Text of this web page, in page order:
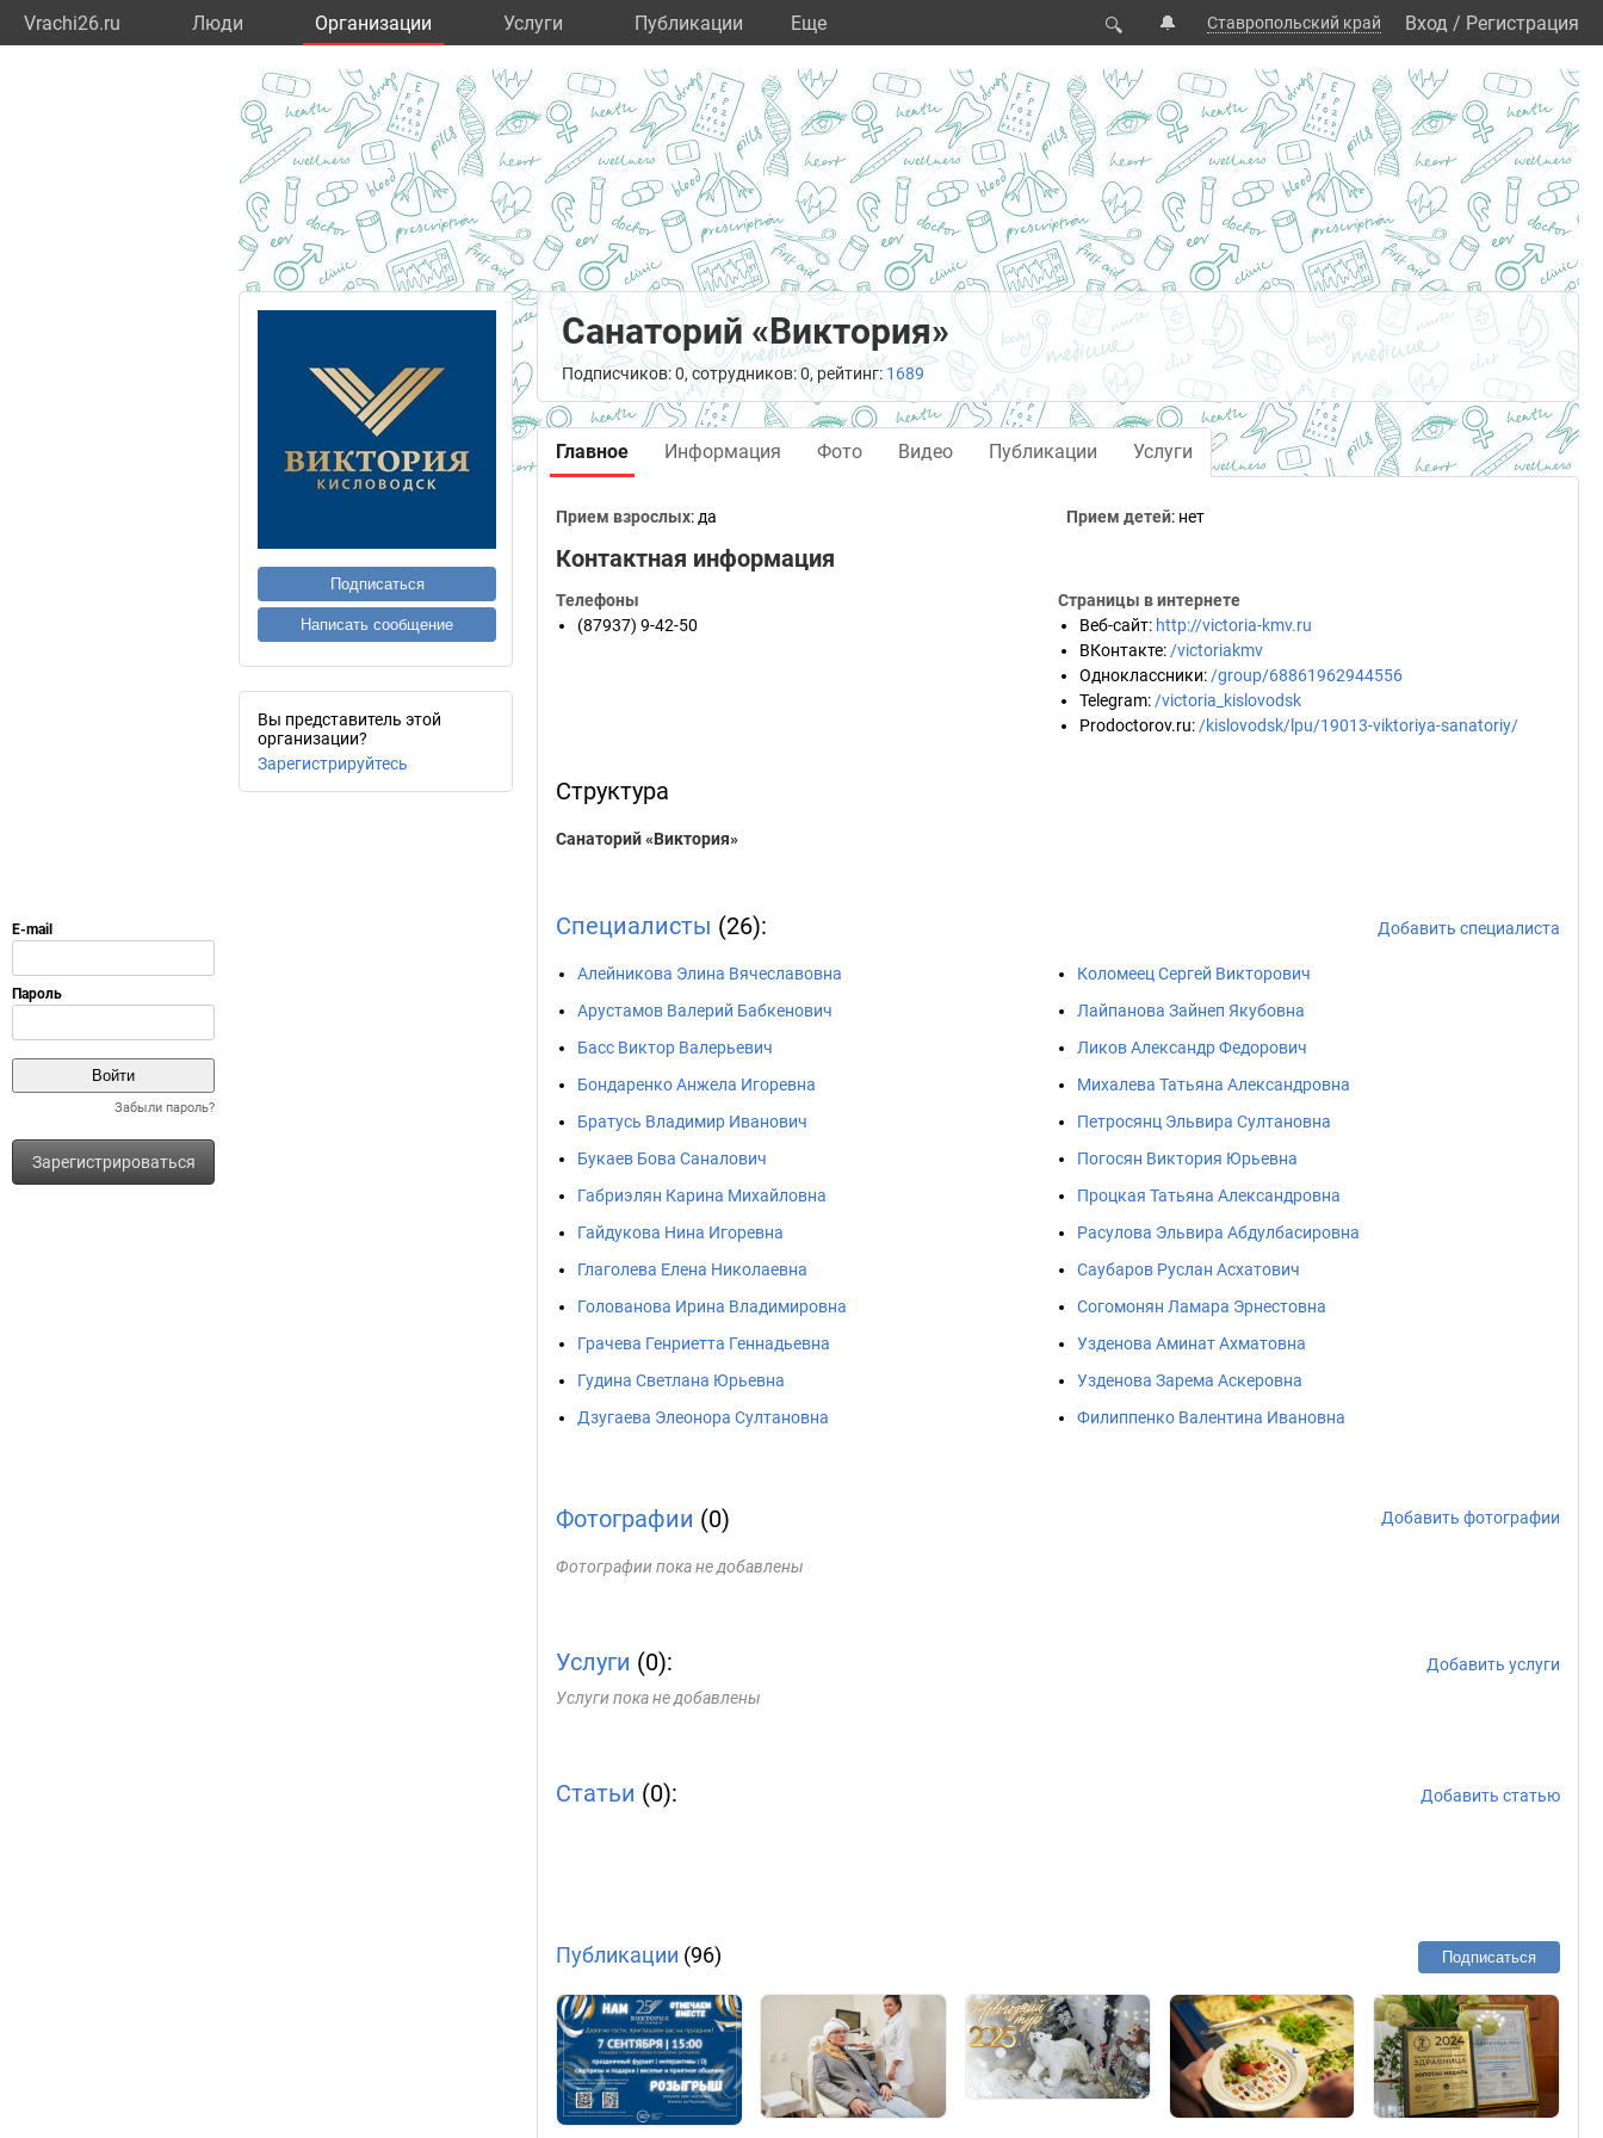
Vrachi26.ru Люди Организации Услуги Публикации Eще 🔍 🔔 Ставропольский край Вход / Регистрация
Забыли пароль?
Зарегистрироваться
Подписаться
Написать сообщение
Вы представитель этой
организации?
Зарегистрируйтесь
Санаторий «Виктория»
Подписчиков: 0, сотрудников: 0, рейтинг: 1689
Главное Информация Фото Видео Публикации Услуги
Прием взрослых: да Прием детей: нет
Контактная информация
Телефоны
(87937) 9-42-50
Страницы в интернете
Веб-сайт: http://victoria-kmv.ru
ВКонтакте: /victoriakmv
Одноклассники: /group/68861962944556
Telegram: /victoria_kislovodsk
Prodoctorov.ru: /kislovodsk/lpu/19013-viktoriya-sanatoriy/
Структура
Санаторий «Виктория»
Специалисты (26): Добавить специалиста
Алейникова Элина Вячеславовна
Арустамов Валерий Бабкенович
Басс Виктор Валерьевич
Бондаренко Анжела Игоревна
Братусь Владимир Иванович
Букаев Бова Саналович
Габриэлян Карина Михайловна
Гайдукова Нина Игоревна
Глаголева Елена Николаевна
Голованова Ирина Владимировна
Грачева Генриетта Геннадьевна
Гудина Светлана Юрьевна
Дзугаева Элеонора Султановна
Коломеец Сергей Викторович
Лайпанова Зайнеп Якубовна
Ликов Александр Федорович
Михалева Татьяна Александровна
Петросянц Эльвира Султановна
Погосян Виктория Юрьевна
Процкая Татьяна Александровна
Расулова Эльвира Абдулбасировна
Саубаров Руслан Асхатович
Согомонян Ламара Эрнестовна
Узденова Аминат Ахматовна
Узденова Зарема Аскеровна
Филиппенко Валентина Ивановна
Фотографии (0) Добавить фотографии
Фотографии пока не добавлены
Услуги (0):
Добавить услуги
Услуги пока не добавлены
Статьи (0): Добавить статью
Публикации (96) Подписаться